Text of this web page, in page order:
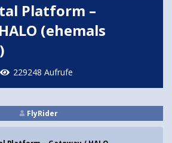
Platform –
(ehemals
229248 Aufrufe
FlyRider